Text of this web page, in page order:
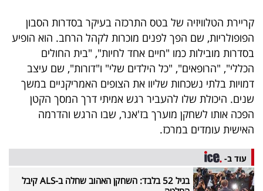
דרושים
ניוזלטרים
מייל
אדום
פרסמו
קריירת הטלוויזיה של בטס התרכזה בעיקר בסדרות הסבון
הפופולריות, שם הפך לפנים מוכרות לקהל הרחב. הוא הופיע
בסדרות מובילות כמו "חיים אחד לחיות", "בית החולים
הכללי", "הרופאים", "כל הילדים שלי" ו"דורות", שם עיצב
דמויות בלתי נשכחות שליוו את הצופים האמריקניים במשך
שנים. היכולת שלו להעביר רגש אמיתי דרך המסך הקטן
הפכה אותו לשחקן מוערך בז'אנר, שבו הרגש והדרמה
האישית עומדים במרכז.
עוד ב-
בגיל 52 בלבד: השחקן האהוב שחלה ב-ALS קיבל